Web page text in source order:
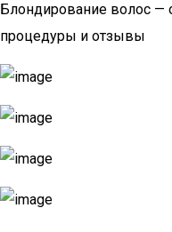
Блондирование волос —
процедуры и отзывы